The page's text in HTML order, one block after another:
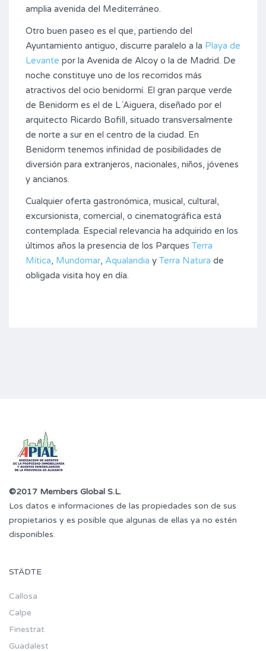
amplia avenida del Mediterráneo.
Otro buen paseo es el que, partiendo del
Ayuntamiento antiguo, discurre paralelo a la Playa de
Levante por la Avenida de Alcoy o la de Madrid. De
noche constituye uno de los recorridos más
atractivos del ocio benidormí. El gran parque verde
de Benidorm es el de L´Aiguera, diseñado por el
arquitecto Ricardo Bofill, situado transversalmente
de norte a sur en el centro de la ciudad. En
Benidorm tenemos infinidad de posibilidades de
diversión para extranjeros, nacionales, niños, jóvenes
y ancianos.
Cualquier oferta gastronómica, musical, cultural,
excursionista, comercial, o cinematográfica está
contemplada. Especial relevancia ha adquirido en los
últimos años la presencia de los Parques Terra
Mítica, Mundomar, Aqualandia y Terra Natura de
obligada visita hoy en día.
©2017 Members Global S.L.
Los datos e informaciones de las propiedades son de sus
propietarios y es posible que algunas de ellas ya no estén
disponibles.
STÄDTE
Callosa
Calpe
Finestrat
Guadalest